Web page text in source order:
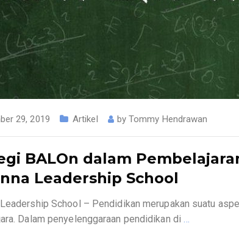
29, 2019 Artikel byTommy Hendrawan
BALOn dalam
Leadership School
School – Pendidikan merupakan suatu
Dalam penyelenggaraan pendidikan di…